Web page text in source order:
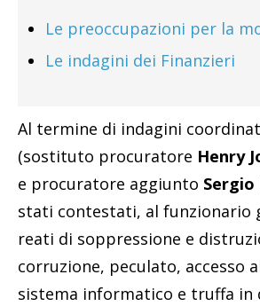
Le preoccupazioni per la
Le indagini dei Finanzieri
Al termine di indagini
(sostituto procuratore Henry
e procuratore aggiunto
stati contestati, al funzionario
reati di soppressione e
corruzione, peculato, accesso
sistema informatico e truffa in